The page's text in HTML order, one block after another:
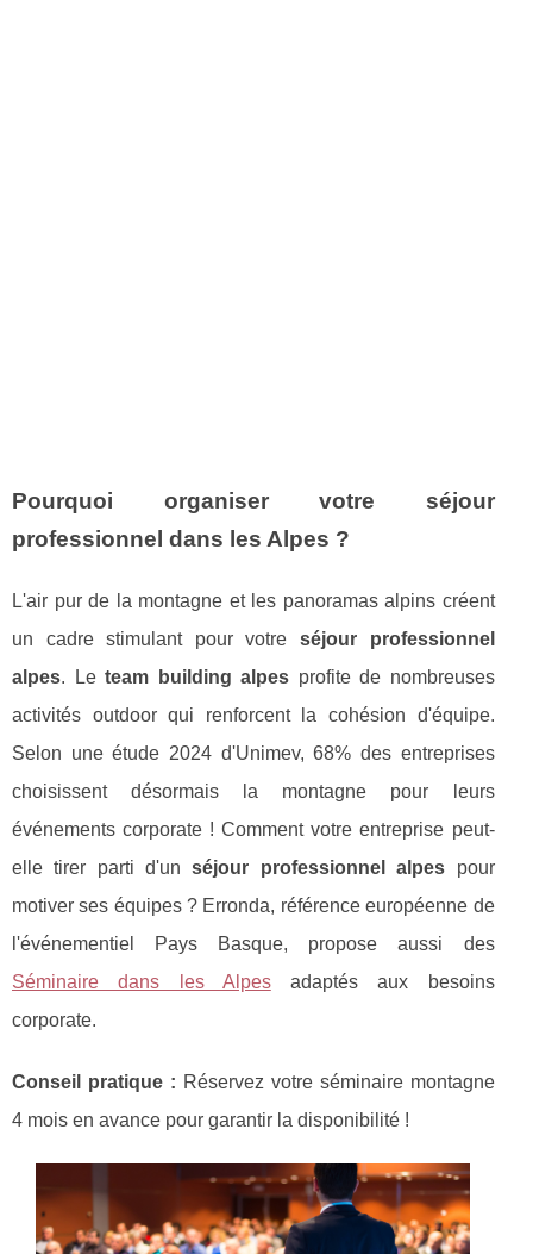
Pourquoi organiser votre séjour
professionnel dans les Alpes ?
L'air pur de la montagne et les panoramas alpins créent
un cadre stimulant pour votre séjour professionnel
alpes. Leteam building alpes profite de nombreuses
activités outdoor qui renforcent la cohésion d'équipe.
Selon une étude 2024 d'Unimev, 68% des entreprises
choisissent désormais la montagne pour leurs
événements corporate ! Comment votre entreprise peut-
elle tirer parti d'unséjour professionnel alpes pour
motiver ses équipes ? Erronda, référence européenne de
l'événementiel Pays Basque, propose aussi des
Séminaire dans les Alpesadaptés aux besoins
corporate.
Conseil pratique : Réservez votre séminaire montagne
4 mois en avance pour garantir la disponibilité !